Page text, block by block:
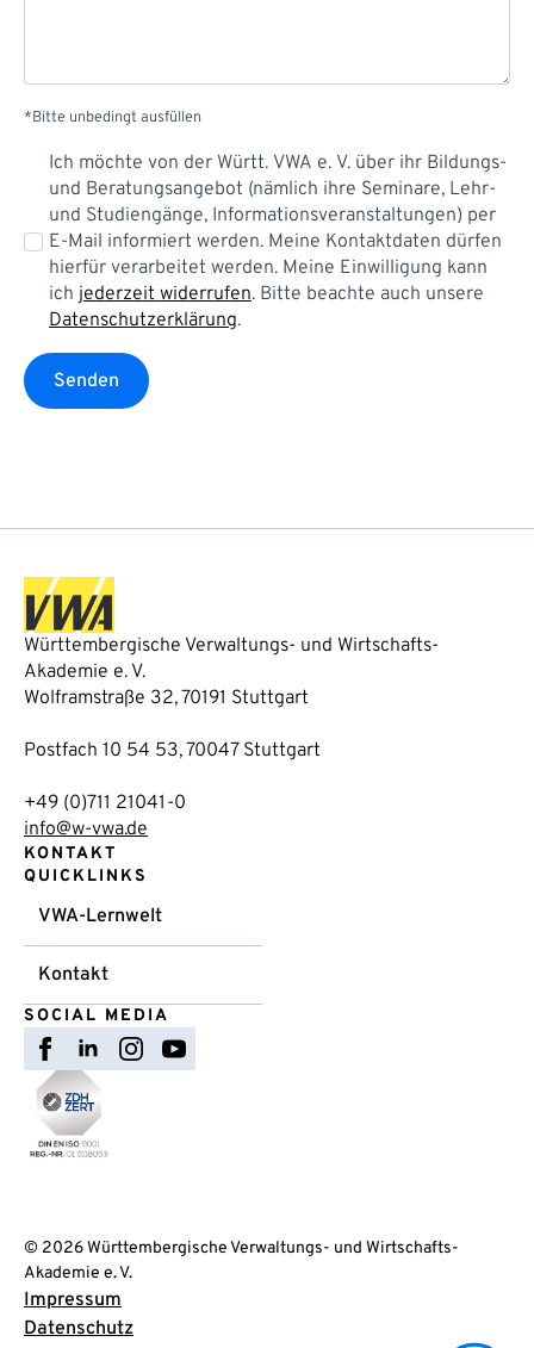
*Bitte unbedingt ausfüllen
Datenschutz
Ich möchte von der Württ. VWA e. V. über ihr Bildungs-
und Beratungsangebot (nämlich ihre Seminare, Lehr-
und Studiengänge, Informationsveranstaltungen) per
E-Mail informiert werden. Meine Kontaktdaten dürfen
hierfür verarbeitet werden. Meine Einwilligung kann
ich jederzeit widerrufen. Bitte beachte auch unsere
Datenschutzerklärung.
Senden
Württembergische Verwaltungs- und Wirtschafts-
Akademie e. V.
Wolframstraße 32, 70191 Stuttgart
Postfach 10 54 53, 70047 Stuttgart
+49 (0)711 21041-0
info@w-vwa.de
KONTAKT
QUICKLINKS
VWA-Lernwelt
Kontakt
SOCIAL MEDIA
© 2026 Württembergische Verwaltungs- und Wirtschafts-
Akademie e. V.
Impressum
Datenschutz